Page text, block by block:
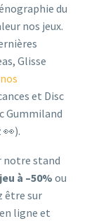
du
nos jeux.
Glisse
nos
et Disc
Gummiland
👀).
notre stand
à –50%ou
être sur
ligne et